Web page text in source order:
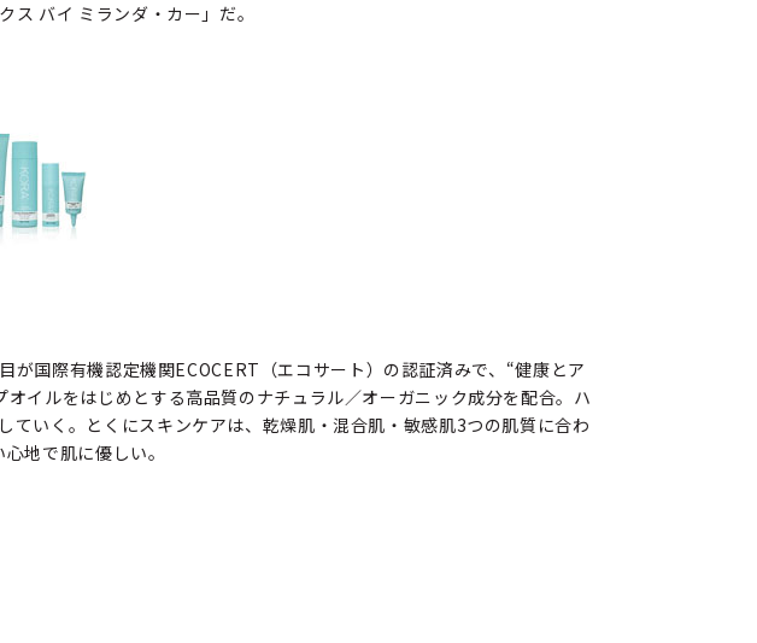
バイ ミランダ・カー」だ。
国際有機認定機関ECOCERT（エコサート）の認証済みで、“健康とア
イルをはじめとする高品質のナチュラル／オーガニック成分を配合。ハ
いく。とくにスキンケアは、乾燥肌・混合肌・敏感肌3つの肌質に合わ
地で肌に優しい。